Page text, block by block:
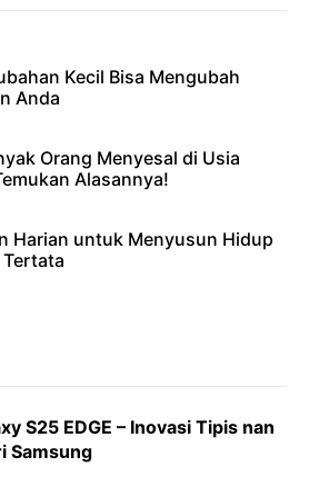
Kecil Bisa Mengubah
Anda
Orang Menyesal di Usia
Alasannya!
Harian untuk Menyusun Hidup
S25 EDGE – Inovasi Tipis nan
Samsung